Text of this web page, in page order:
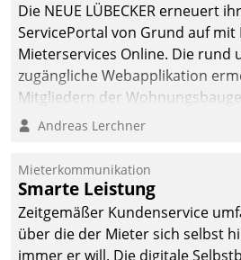
Die NEUE LÜBECKER erneuert
ServicePortal von Grund auf mit
Mieterservices Online. Die rund
zugängliche Webapplikation
Mitgliedern der
Kontaktaufnahme per
Andreas Lerchner
Mieterkommunikation
Smarte Leistung
Zeitgemäßer Kundenservice
über die der Mieter sich selbst
immer er will. Die digitale